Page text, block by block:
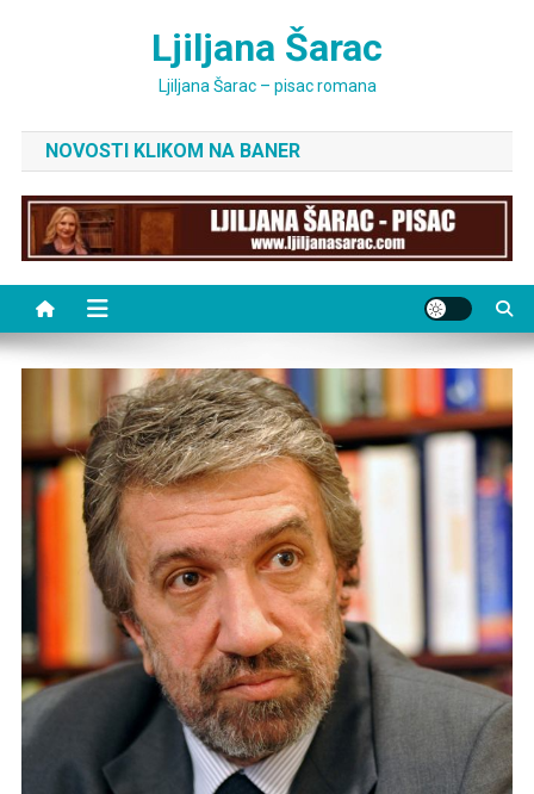
Ljiljana Šarac
Ljiljana Šarac – pisac romana
NOVOSTI KLIKOM NA BANER